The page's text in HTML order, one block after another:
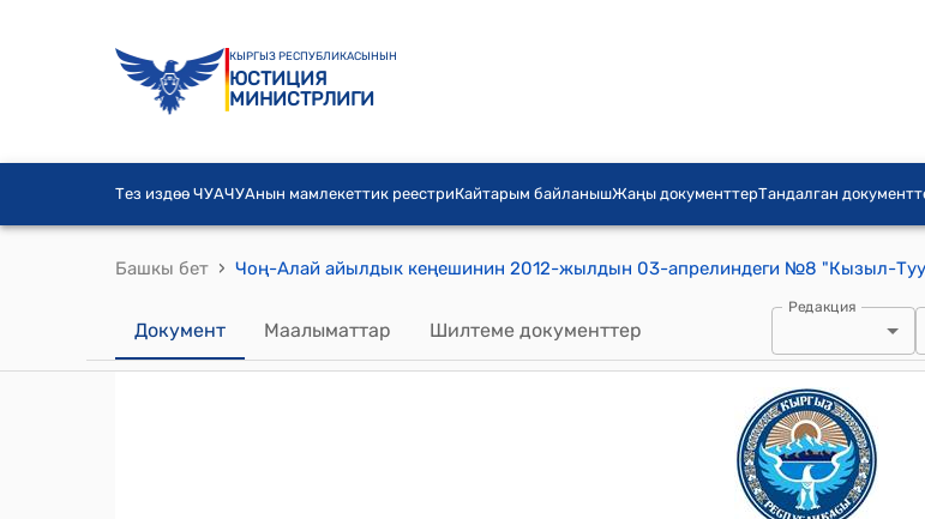
КЫРГЫЗ РЕСПУБЛИКАСЫНЫН
ЮСТИЦИЯ
МИНИСТРЛИГИ
Тез издөө ЧУАЧУАнын мамлекеттик реестриКайтарым байланышЖаңы документтерТандалган
Башкы бет ›
Документ Маалыматтар Шилтеме документтер
Редакция